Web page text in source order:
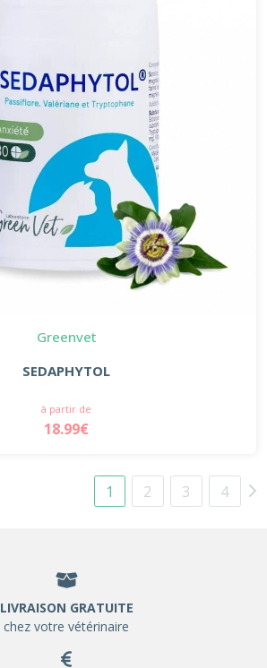
Greenvet
SEDAPHYTOL
à partir de
18.99€
1 2 3 4
LIVRAISON GRATUITE
chez votre vétérinaire